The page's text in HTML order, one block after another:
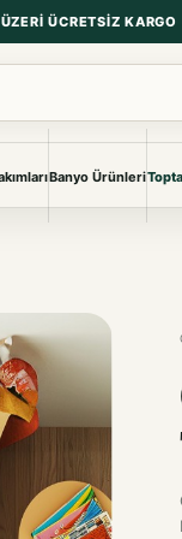
ÜCRETSIZ KARGO
Banyo Ürünleri